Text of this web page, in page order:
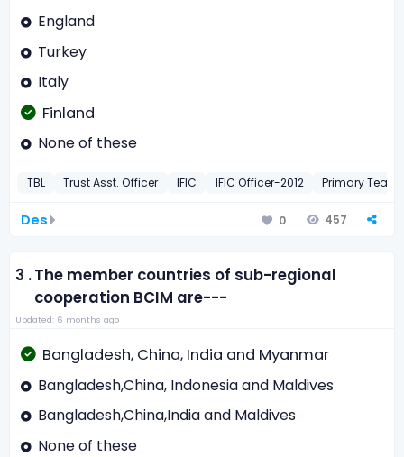
England
Turkey
Italy
Finland
None of these
TBL Trust Asst. Officer IFIC IFIC Officer-2012 Primary
Des 0 457
3 .The member countries of sub-regional
cooperation BCIM are---
Updated: 6 months ago
Bangladesh, China, India and Myanmar
Bangladesh,China, Indonesia and Maldives
Bangladesh,China,India and Maldives
None of these